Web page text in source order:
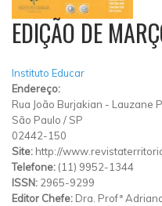
EDIÇÃO DE
Instituto Educar
Endereço:
Rua João Burjakian - Lauzane
São Paulo / SP
02442-150
Site: http://
Telefone: (11) 9952-1344
ISSN: 2965-9299
Editor Chefe: Dra. Profª